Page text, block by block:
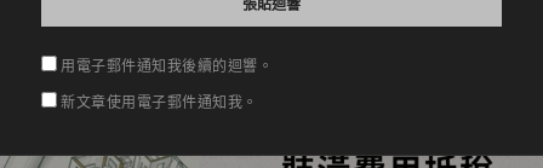
用電子郵件通知我後續的迴響。
新文章使用電子郵件通知我。